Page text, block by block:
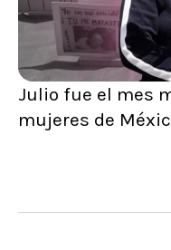
Julio fue el mes
mujeres de